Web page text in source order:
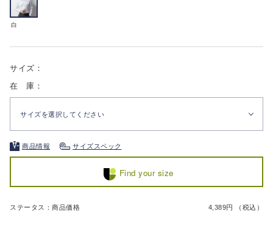
白
サイズ：
在 庫：
サイズを選択してください
商品情報 サイズスペック
Find your size
ステータス：商品価格 4,389円 （税込）